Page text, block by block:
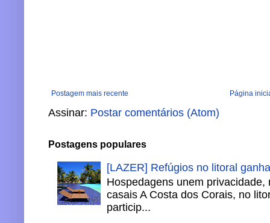
Postagem mais recente Página
Assinar: Postar comentários (Atom)
Postagens populares
[LAZER] Refúgios no litoral
Hospedagens unem
casais A Costa dos Corais, no
particip...